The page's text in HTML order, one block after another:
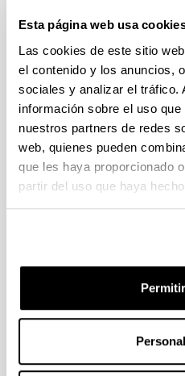
Esta página web usa
Las cookies de este sitio
el contenido y los anuncios,
sociales y analizar el tráfico.
información sobre el uso
nuestros partners de redes
web, quienes pueden
que les haya proporcionado
partir del uso que haya
Proyectos Universidad-
Se ha publicado la convocatoria
CONVOCATORIA DE
2026
Plazo de presentación cerrado
presentación: 28/04/2026)
PLAZO INTERNO para envío
AYUDAS PARA “REDES DE
Plazo de presentación cerrado
presentación: 24/04/2026 23:59)
PLAZO INTERNO para envío
(inclusive). PLAZO INTERNO
Externa: 22/04/2026 (inclusive)